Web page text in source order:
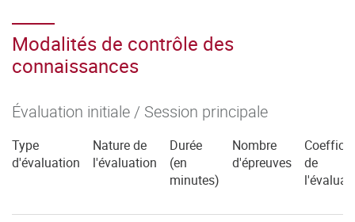
Modalités de contrôle des
connaissances
Évaluation initiale / Session principale
Type
d'évaluation
Nature de
l'évaluation
Durée
(en
minutes)
Nombre
d'épreuves
de